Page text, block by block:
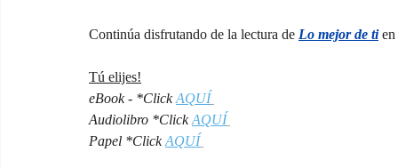
Continúa disfrutando de la lectura de Lo mejor de ti
Tú elijes!
eBook - *Click AQUÍ
Audiolibro *Click AQUÍ
Papel *Click AQUÍ